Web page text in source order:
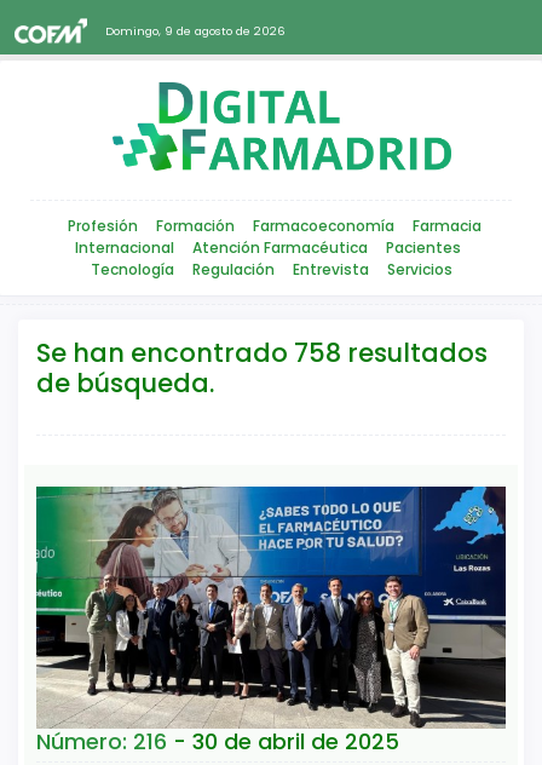
Domingo, 9 de agosto de 2026
Profesión Formación Farmacoeconomía
Farmacia
Internacional
Atención Farmacéutica
Pacientes
Tecnología
Regulación Entrevista Servicios
Se han encontrado 758 resultados
de búsqueda.
Número: 216 - 30 de abril de 2025